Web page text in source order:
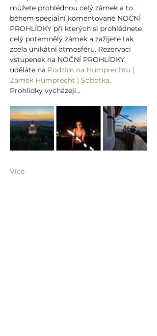
můžete prohlédnou celý zámek a to
během speciální komentované NOČNÍ
PROHLÍDKY při kterých si prohlédnete
celý potemnělý zámek a zažijete tak
zcela unikátní atmosféru. Rezervaci
vstupenek na NOČNÍ PROHLÍDKY
uděláte na Podzim na Humprechtu |
Zámek Humprecht | Sobotka.
Prohlídky vycházejí…
Více